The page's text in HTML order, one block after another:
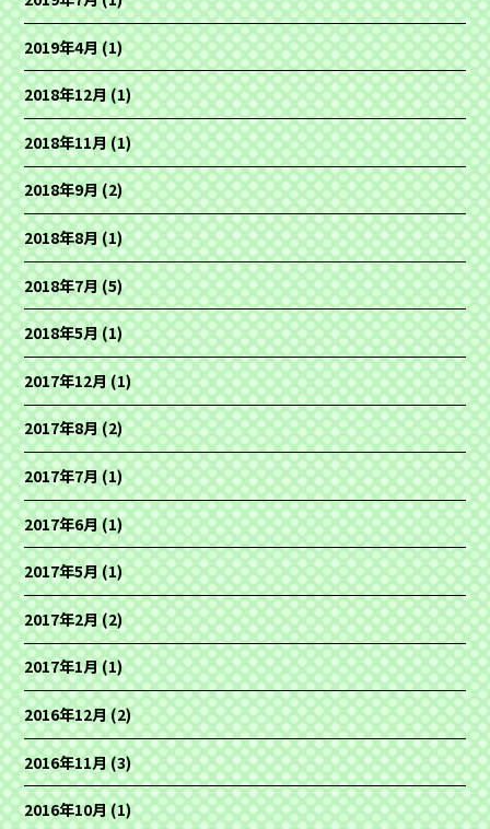
2019年4月(1)
2018年12月(1)
2018年11月(1)
2018年9月(2)
2018年8月(1)
2018年7月(5)
2018年5月(1)
2017年12月(1)
2017年8月(2)
2017年7月(1)
2017年6月(1)
2017年5月(1)
2017年2月(2)
2017年1月(1)
2016年12月(2)
2016年11月(3)
2016年10月(1)